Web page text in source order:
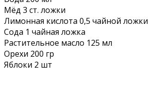
Мёд 3 ст. ложки
Лимонная кислота 0,5 чайной ложки
Сода 1 чайная ложка
Растительное масло 125 мл
Орехи 200 гр
Яблоки 2 шт